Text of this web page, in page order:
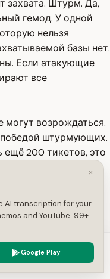
захвата. Штурм. Да,
гемод. У одной
нельзя
базы нет.
Если атакующие
все
возрождаться.
победой штурмующих.
200 тикетов, это
в отличие от
заставляло
Ну и,
подтип на
захватом со
×
AI transcription for your
and YouTube. 99+
Google Play